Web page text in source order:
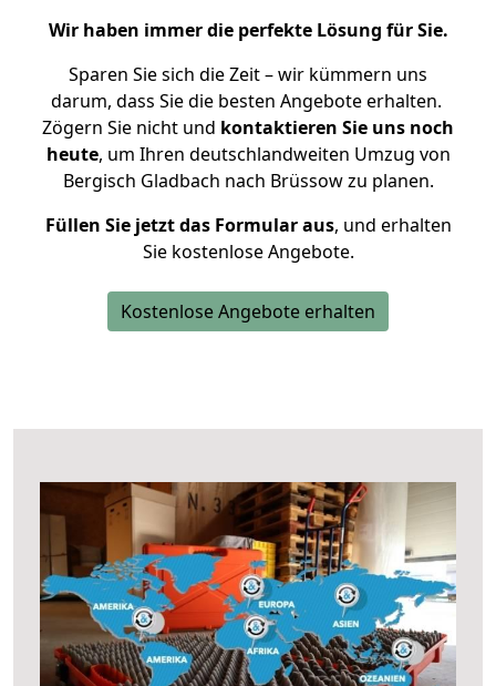
Wir haben immer die perfekte Lösung für Sie.
Sparen Sie sich die Zeit – wir kümmern uns
darum, dass Sie die besten Angebote erhalten.
Zögern Sie nicht und kontaktieren Sie uns noch
heute, um Ihren deutschlandweiten Umzug von
Bergisch Gladbach nach Brüssow zu planen.
Füllen Sie jetzt das Formular aus, und erhalten
Sie kostenlose Angebote.
Kostenlose Angebote erhalten